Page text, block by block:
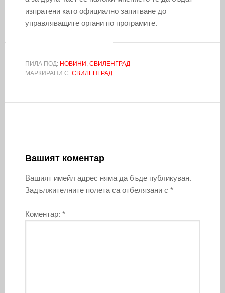
изпратени като официално запитване до
управляващите органи по програмите.
ПИЛА ПОД: НОВИНИ , СВИЛЕНГРАД
МАРКИРАНИ С: СВИЛЕНГРАД
Вашият коментар
Вашият имейл адрес няма да бъде публикуван.
Задължителните полета са отбелязани с *
Коментар: *